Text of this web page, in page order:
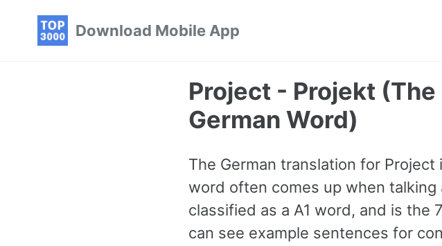
Download Mobile App
Project - Projekt
German Word)
The German translation for
word often comes up when
classified as a A1 word, and is the
can see example sentences for